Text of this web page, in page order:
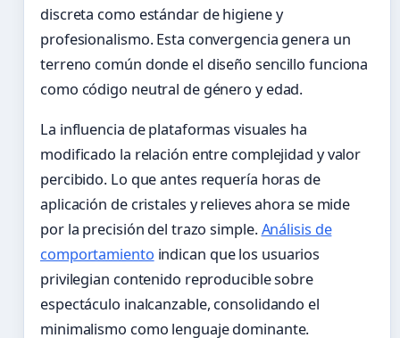
discreta como estándar de higiene y
profesionalismo. Esta convergencia genera un
terreno común donde el diseño sencillo funciona
como código neutral de género y edad.
La influencia de plataformas visuales ha
modificado la relación entre complejidad y valor
percibido. Lo que antes requería horas de
aplicación de cristales y relieves ahora se mide
por la precisión del trazo simple.Análisis de
comportamiento indican que los usuarios
privilegian contenido reproducible sobre
espectáculo inalcanzable, consolidando el
minimalismo como lenguaje dominante.